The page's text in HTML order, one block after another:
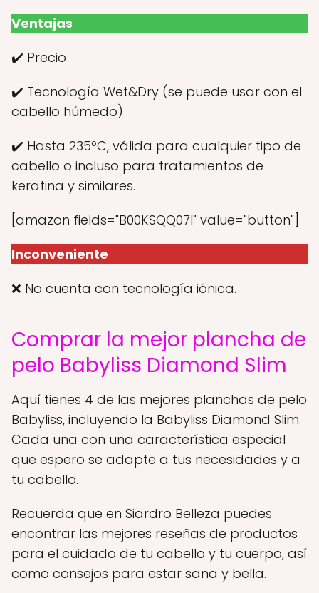
Ventajas
✔️ Precio
✔️ Tecnología Wet&Dry (se puede usar con el
cabello húmedo)
✔️ Hasta 235ºC, válida para cualquier tipo de
cabello o incluso para tratamientos de
keratina y similares.
[amazon fields="B00KSQQ07I" value="button"]
Inconveniente
❌ No cuenta con tecnología iónica.
Comprar la mejor plancha de
pelo Babyliss Diamond Slim
Aquí tienes 4 de las mejores planchas de pelo
Babyliss, incluyendo la Babyliss Diamond Slim.
Cada una con una característica especial
que espero se adapte a tus necesidades y a
tu cabello.
Recuerda que en Siardro Belleza puedes
encontrar las mejores reseñas de productos
para el cuidado de tu cabello y tu cuerpo, así
como consejos para estar sana y bella.